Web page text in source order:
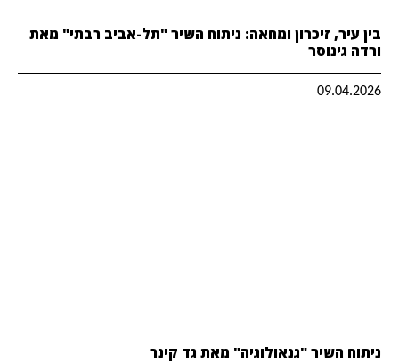
בין עיר, זיכרון ומחאה: ניתוח השיר "תל-אביב רבתי" מאת
ורדה גינוסר
09.04.2026
ניתוח השיר "גנאולוגיה" מאת גד קינר